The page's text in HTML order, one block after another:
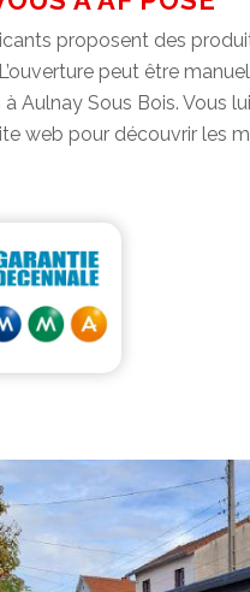
proposent des
peut être
Aulnay Sous Bois. Vous
web pour découvrir les